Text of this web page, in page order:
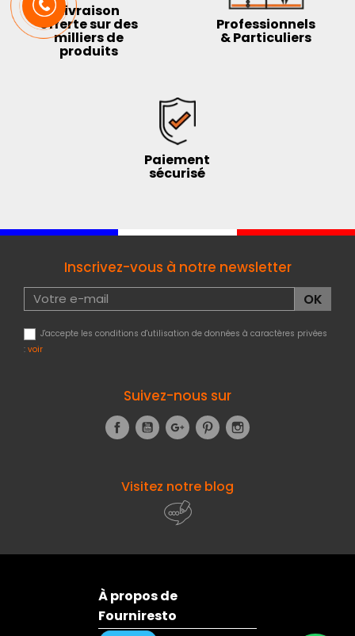
Livraison
offerte sur des
milliers de
produits
Professionnels
& Particuliers
Paiement
sécurisé
Inscrivez-vous à notre newsletter
J'accepte les conditions d'utilisation de données à caractères privées
: voir
Suivez-nous sur
FacebookYouTubeGoogle+Pinterest
Visitez notre blog
À propos de
Fourniresto